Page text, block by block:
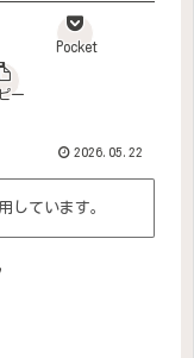
Pocket
ー
2026.05.22
しています。